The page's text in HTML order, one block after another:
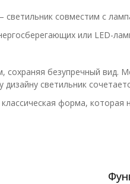
светильник совместим с
или LED-
безупречный вид.
светильник
форма,